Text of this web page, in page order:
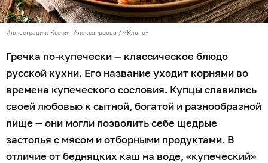
Иллюстрация: Ксения Александрова / «Клопс»
Гречка по-купечески — классическое блюдо
русской кухни. Его название уходит корнями во
времена купеческого сословия. Купцы славились
своей любовью к сытной, богатой и разнообразной
пище — они могли позволить себе щедрые
застолья с мясом и отборными продуктами. В
отличие от бедняцких каш на воде, «купеческий»